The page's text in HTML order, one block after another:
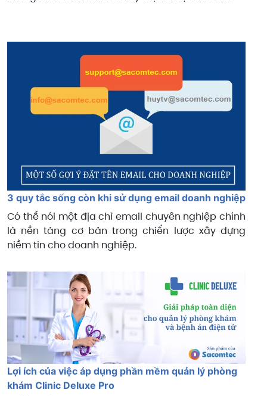
3 quy tắc sống còn khi sử dụng email doanh nghiệp
Có thể nói một địa chỉ email chuyên nghiệp chính
là nền tảng cơ bản trong chiến lược xây dựng
niềm tin cho doanh nghiệp.
Lợi ích của việc áp dụng phần mềm quản lý phòng
khám Clinic Deluxe Pro